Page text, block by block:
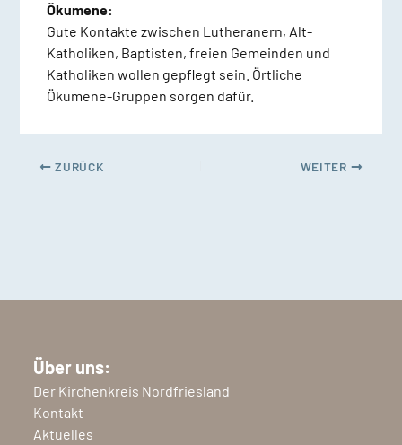
Ökumene:
Gute Kontakte zwischen Lutheranern, Alt-
Katholiken, Baptisten, freien Gemeinden und
Katholiken wollen gepflegt sein. Örtliche
Ökumene-Gruppen sorgen dafür.
ZURÜCK WEITER
Über uns:
Der Kirchenkreis Nordfriesland
Kontakt
Aktuelles